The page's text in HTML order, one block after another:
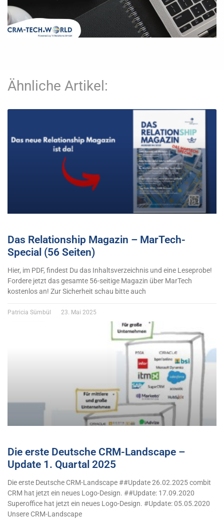
Ähnliche Artikel:
Das Relationship Magazin – MarTech-
Special (56 Seiten)
Hier, im PDF, findest Du das Inhaltsverzeichnis und eine Leseprobe!
Fordere jetzt das gesamte 56-seitige Magazin über MarTech
kostenlos an! Zur Sicherheit schau bitte auch
Patricia Sümbül 23. Mai 2025
Die erste Deutsche CRM-Landscape –
Update 1. Quartal 2025
Die erste Deutsche CRM-Landscape ##Update 26.02.2025 combit
CRM hat jetzt ein neues Logo-Design. ##Update: 17.09.2020
Superoffice hat jetzt ein neues Logo-Design. #Update: 05.05.2020
Unsere CRM-Landscape